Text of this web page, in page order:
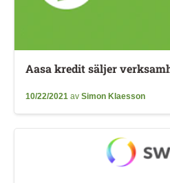
Aasa kredit säljer
10/22/2021 av Simon Klaesson